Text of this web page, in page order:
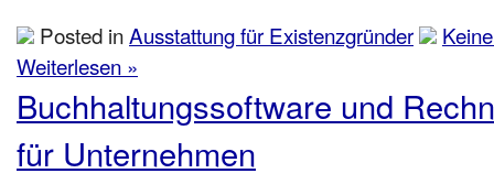
Posted inAusstattung für Existenzgründer
Weiterlesen »
Buchhaltungssoftware und
für Unternehmen